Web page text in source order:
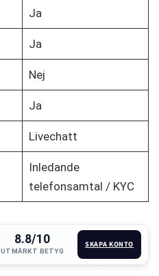
Ja
Ja
Nej
Ja
Livechatt
Inledande
telefonsamtal / KYC
8.8/10
UTMÄRKT BETYG
SKAPA KONTO